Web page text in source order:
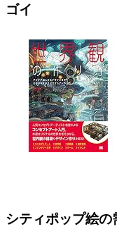
ゴイ
シティポップ絵